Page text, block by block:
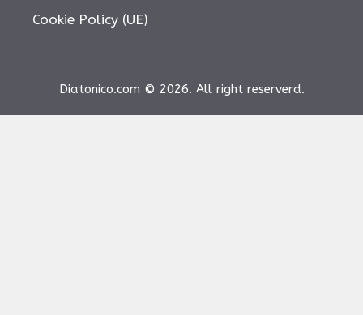
Cookie Policy (UE)
Diatonico.com © 2026. All right reserverd.